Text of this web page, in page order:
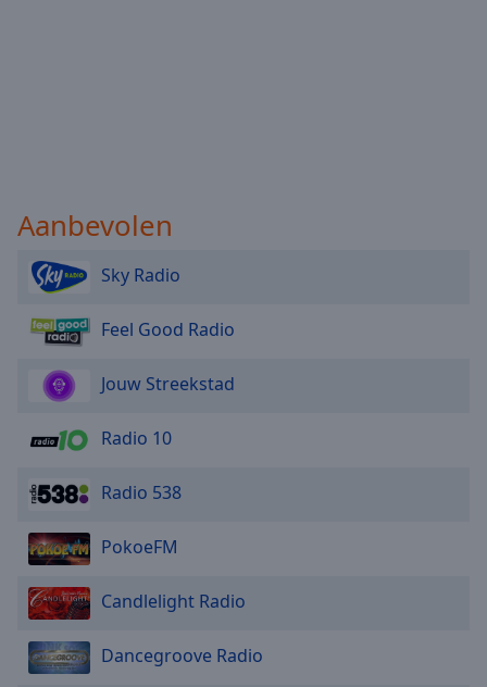
Aanbevolen
Sky Radio
Feel Good Radio
Jouw Streekstad
Radio 10
Radio 538
PokoeFM
Candlelight Radio
Dancegroove Radio